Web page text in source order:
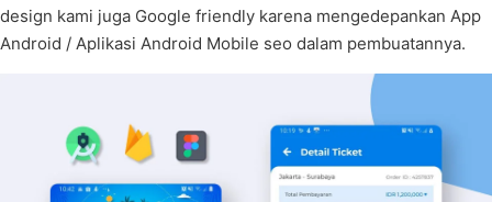
design kami juga Google friendly karena mengedepankan App
Android / Aplikasi Android Mobile seo dalam pembuatannya.